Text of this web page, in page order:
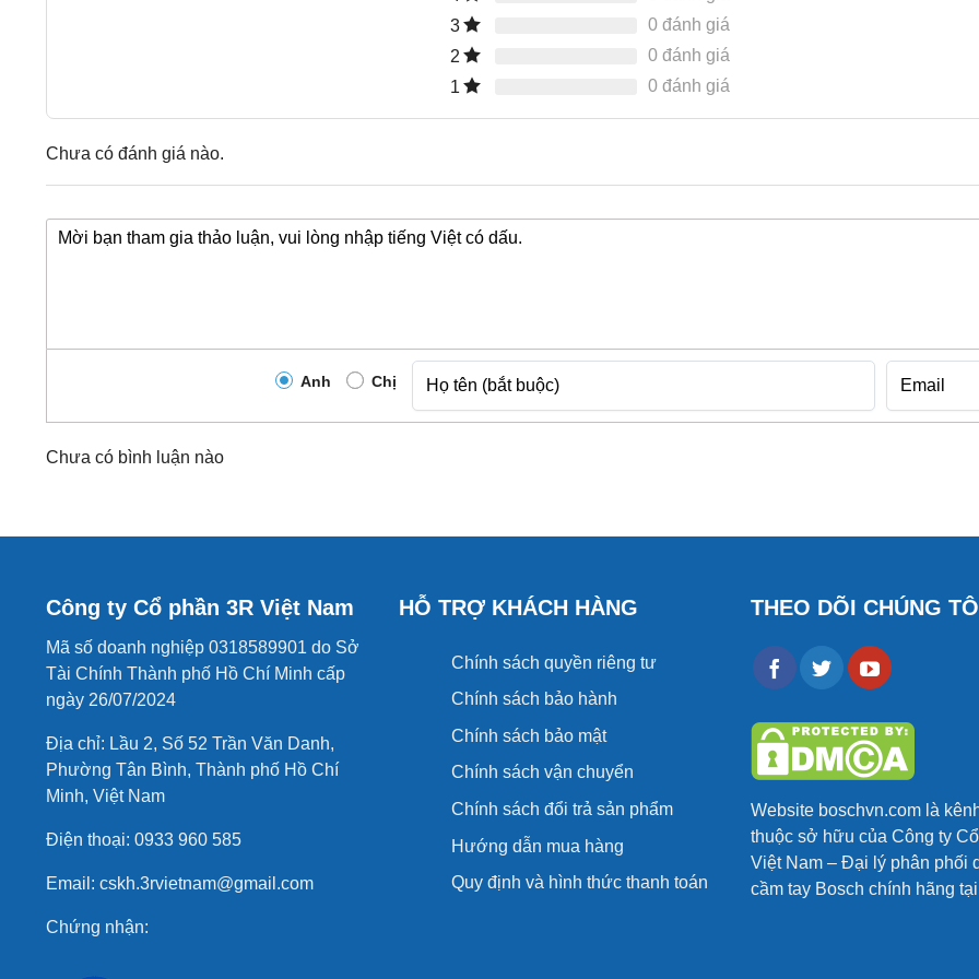
3
0 đánh giá
2
0 đánh giá
1
0 đánh giá
Chưa có đánh giá nào.
Anh Chị
Chưa có bình luận nào
Công ty Cổ phần 3R Việt Nam
Mã số doanh nghiệp 0318589901 do Sở
Tài Chính Thành phố Hồ Chí Minh cấp
ngày 26/07/2024
Địa chỉ: Lầu 2, Số 52 Trần Văn Danh,
Phường Tân Bình, Thành phố Hồ Chí
Minh, Việt Nam
Điện thoại: 0933 960 585
Email: cskh.3rvietnam@gmail.com
Chứng nhận:
HỖ TRỢ KHÁCH HÀNG
Chính sách quyền riêng tư
Chính sách bảo hành
Chính sách bảo mật
Chính sách vận chuyển
Chính sách đổi trả sản phẩm
Hướng dẫn mua hàng
Quy định và hình thức thanh toán
THEO DÕI CHÚNG
Website boschvn.com là
thuộc sở hữu của Công ty
Việt Nam – Đại lý phân phối
cầm tay Bosch chính hãng